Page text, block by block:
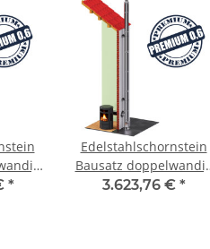
*
Edelstahlschornstein
Bausatz
5,7 m - SWPR06 DW 450
3.623,76 € *